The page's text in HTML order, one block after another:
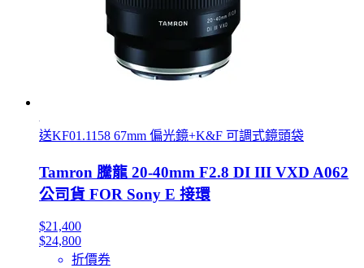
送KF01.1158 67mm 偏光鏡+K&F 可調式鏡頭袋
Tamron 騰龍 20-40mm F2.8 DI III VXD A062
公司貨 FOR Sony E 接環
$21,400
$24,800
折價券